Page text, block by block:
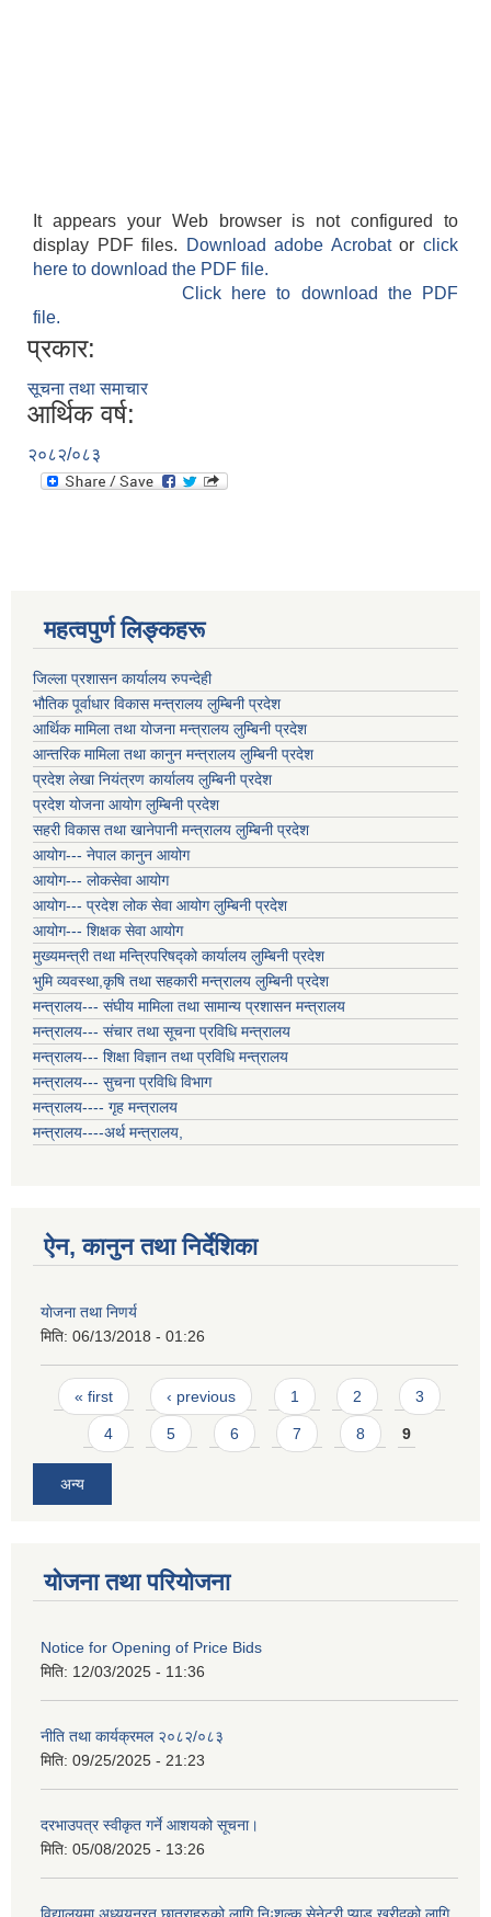
It appears your Web browser is not configured to
display PDF files.
Download adobe Acrobatorclick
here to download the PDF file.
Click here to download the PDF
file.
प्रकार:
सूचना तथा समाचार
आर्थिक वर्ष:
२०८२/०८३
महत्वपुर्ण लिङ्कहरू
जिल्ला प्रशासन कार्यालय रुपन्देही
भौतिक पूर्वाधार विकास मन्त्रालय लुम्बिनी प्रदेश
आर्थिक मामिला तथा योजना मन्त्रालय लुम्बिनी प्रदेश
आन्तरिक मामिला तथा कानुन मन्त्रालय लुम्बिनी प्रदेश
प्रदेश लेखा नियंत्रण कार्यालय लुम्बिनी प्रदेश
प्रदेश योजना आयोग लुम्बिनी प्रदेश
सहरी विकास तथा खानेपानी मन्त्रालय लुम्बिनी प्रदेश
आयोग--- नेपाल कानुन आयोग
आयोग--- लोकसेवा आयोग
आयोग--- प्रदेश लोक सेवा आयोग लुम्बिनी प्रदेश
आयोग--- शिक्षक सेवा आयोग
मुख्यमन्त्री तथा मन्त्रिपरिषद्को कार्यालय लुम्बिनी प्रदेश
भुमि व्यवस्था,कृषि तथा सहकारी मन्त्रालय लुम्बिनी प्रदेश
मन्त्रालय--- संघीय मामिला तथा सामान्य प्रशासन मन्त्रालय
मन्त्रालय--- संचार तथा सूचना प्रविधि मन्त्रालय
मन्त्रालय--- शिक्षा विज्ञान तथा प्रविधि मन्त्रालय
मन्त्रालय--- सुचना प्रविधि विभाग
मन्त्रालय---- गृह मन्त्रालय
मन्त्रालय----अर्थ मन्त्रालय,
ऐन, कानुन तथा निर्देशिका
याेजना तथा निणर्य
मिति: 06/13/2018 - 01:26
Pages
« first ‹ previous 1 2 3
4 5 6 7 8 9
अन्य
योजना तथा परियोजना
Notice for Opening of Price Bids
मिति: 12/03/2025 - 11:36
नीति तथा कार्यक्रमल २०८२/०८३
मिति: 09/25/2025 - 21:23
दरभाउपत्र स्वीकृत गर्ने आशयको सूचना।
मिति: 05/08/2025 - 13:26